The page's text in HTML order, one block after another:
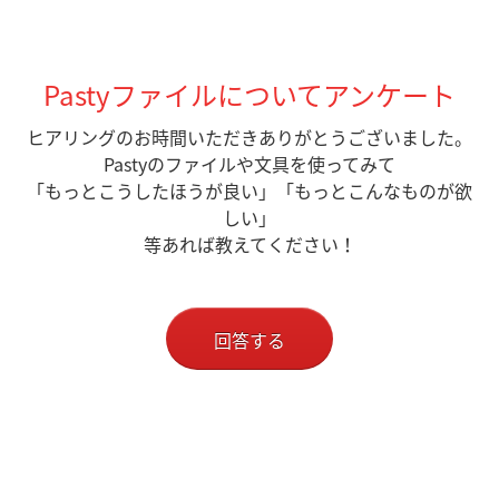
Pastyファイルについてアンケート
ヒアリングのお時間いただきありがとうございました。
Pastyのファイルや文具を使ってみて
「もっとこうしたほうが良い」「もっとこんなものが欲
しい」
等あれば教えてください！
回答する